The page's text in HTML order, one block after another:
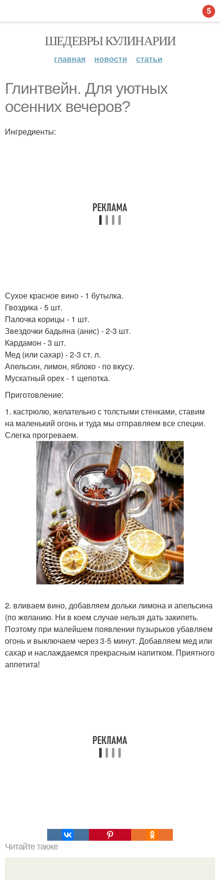
ШЕДЕВРЫ КУЛИНАРИИ
главная новости статьи
Глинтвейн. Для уютных
осенних вечеров?
Ингредиенты:
Сухое красное вино - 1 бутылка.
Гвоздика - 5 шт.
Палочка корицы - 1 шт.
Звездочки бадьяна (анис) - 2-3 шт.
Кардамон - 3 шт.
Мед (или сахар) - 2-3 ст. л.
Апельсин, лимон, яблоко - по вкусу.
Мускатный орех - 1 щепотка.
Приготовление:
1. кастрюлю, желательно с толстыми стенками, ставим
на маленький огонь и туда мы отправляем все специи.
Слегка прогреваем.
2. вливаем вино, добавляем дольки лимона и апельсина
(по желанию. Ни в коем случае нельзя дать закипеть.
Поэтому при малейшем появлении пузырьков убавляем
огонь и выключаем через 3-5 минут. Добавляем мед или
сахар и наслаждаемся прекрасным напитком. Приятного
аппетита!
Читайте также
5